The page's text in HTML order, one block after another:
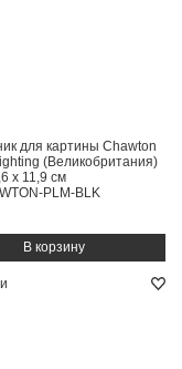
для картины Chawton
(Великобритания)
x 11,9 см
PLM-BLK